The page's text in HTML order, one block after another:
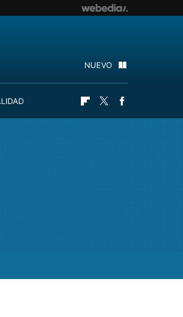
NUEVO
Flipboard
Twitter